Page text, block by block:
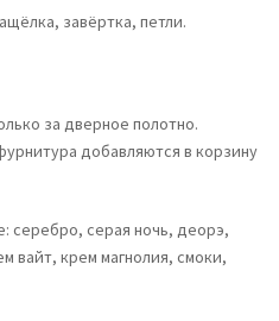
завёртка, петли.
за дверное полотно.
добавляются в корзину
серебро, серая ночь, деорэ,
вайт, крем магнолия, cмоки,